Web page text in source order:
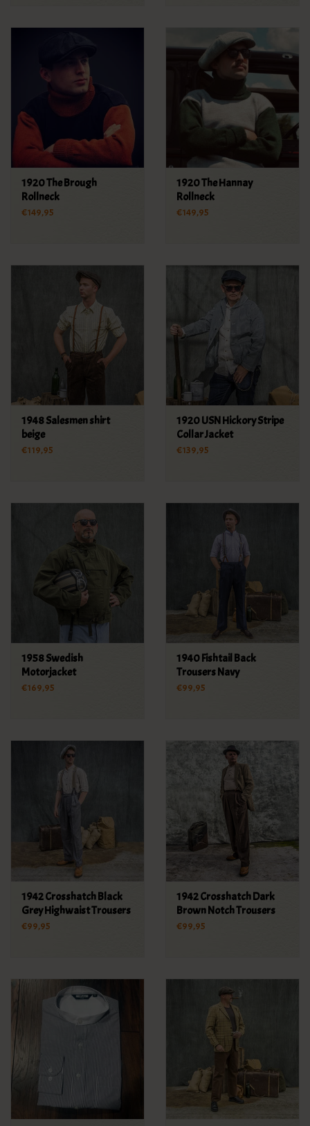
1920 The Brough
Rollneck
€149,95
1920 The Hannay
Rollneck
€149,95
1948 Salesmen shirt
beige
€119,95
1920 USN Hickory Stripe
Collar Jacket
€139,95
1958 Swedish
Motorjacket
€169,95
1940 Fishtail Back
Trousers Navy
€99,95
1942 Crosshatch Black
Grey Highwaist Trousers
€99,95
1942 Crosshatch Dark
Brown Notch Trousers
€99,95